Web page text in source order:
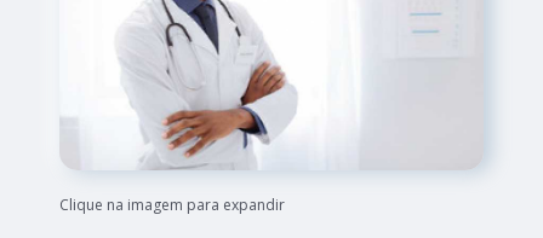
Clique na imagem para expandir